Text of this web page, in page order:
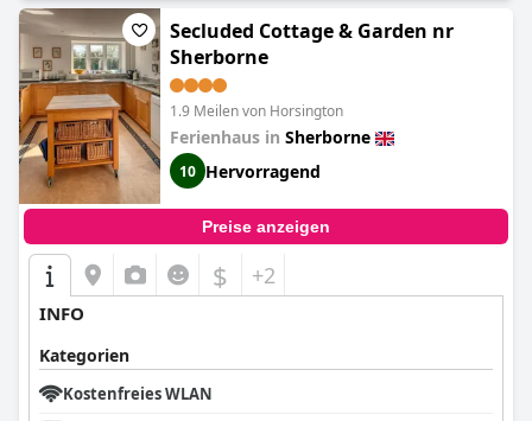
Secluded Cottage & Garden nr
Sherborne
1.9 Meilen von Horsington
Ferienhaus in Sherborne
10 Hervorragend
Preise anzeigen
$ +2
INFO
Kategorien
Kostenfreies WLAN